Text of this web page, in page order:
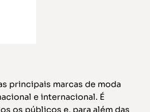
principais marcas de moda
e internacional. É
os públicos e, para além das